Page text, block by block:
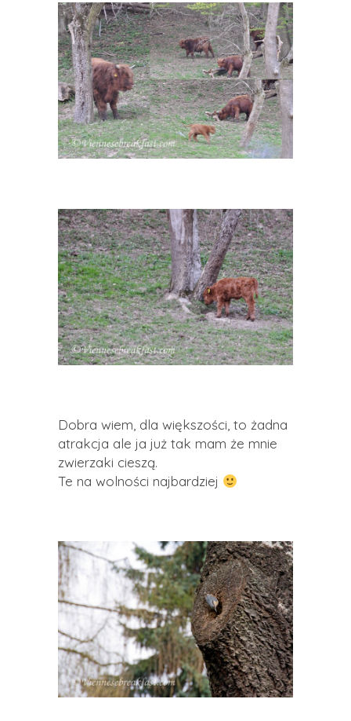
Dobra wiem, dla większości, to żadna
atrakcja ale ja już tak mam że mnie
zwierzaki cieszą.
Te na wolności najbardziej